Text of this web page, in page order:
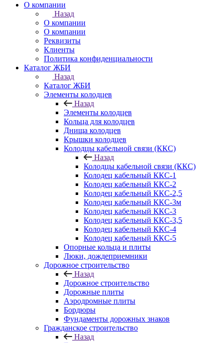
О компании
Назад
О компании
О компании
Реквизиты
Клиенты
Политика конфиденциальности
Каталог ЖБИ
Назад
Каталог ЖБИ
Элементы колодцев
Назад
Элементы колодцев
Кольца для колодцев
Днища колодцев
Крышки колодцев
Колодцы кабельной связи (ККС)
Назад
Колодцы кабельной связи (ККС)
Колодец кабельный ККС-1
Колодец кабельный ККС-2
Колодец кабельный ККС-2,5
Колодец кабельный ККС-3м
Колодец кабельный ККС-3
Колодец кабельный ККС-3,5
Колодец кабельный ККС-4
Колодец кабельный ККС-5
Опорные кольца и плиты
Люки, дождеприемники
Дорожное строительство
Назад
Дорожное строительство
Дорожные плиты
Аэродромные плиты
Бордюры
Фундаменты дорожных знаков
Гражданское строительство
Назад